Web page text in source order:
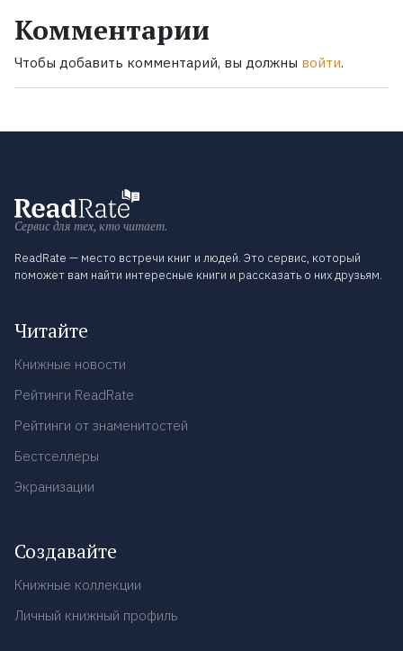
Комментарии
Чтобы добавить комментарий, вы должны войти.
Сервис для тех, кто читает.
ReadRate — место встречи книг и людей. Это сервис, который
поможет вам найти интересные книги и рассказать о них друзьям.
Читайте
Книжные новости
Рейтинги ReadRate
Рейтинги от знаменитостей
Бестселлеры
Экранизации
Создавайте
Книжные коллекции
Личный книжный профиль